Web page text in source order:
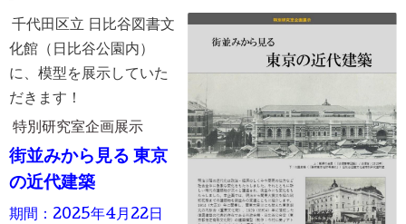
千代田区立 日比谷図書文
化館（日比谷公園内）
に、模型を展示していた
だきます！
特別研究室企画展示
街並みから見る 東京
の近代建築
期間：2025年4月22日